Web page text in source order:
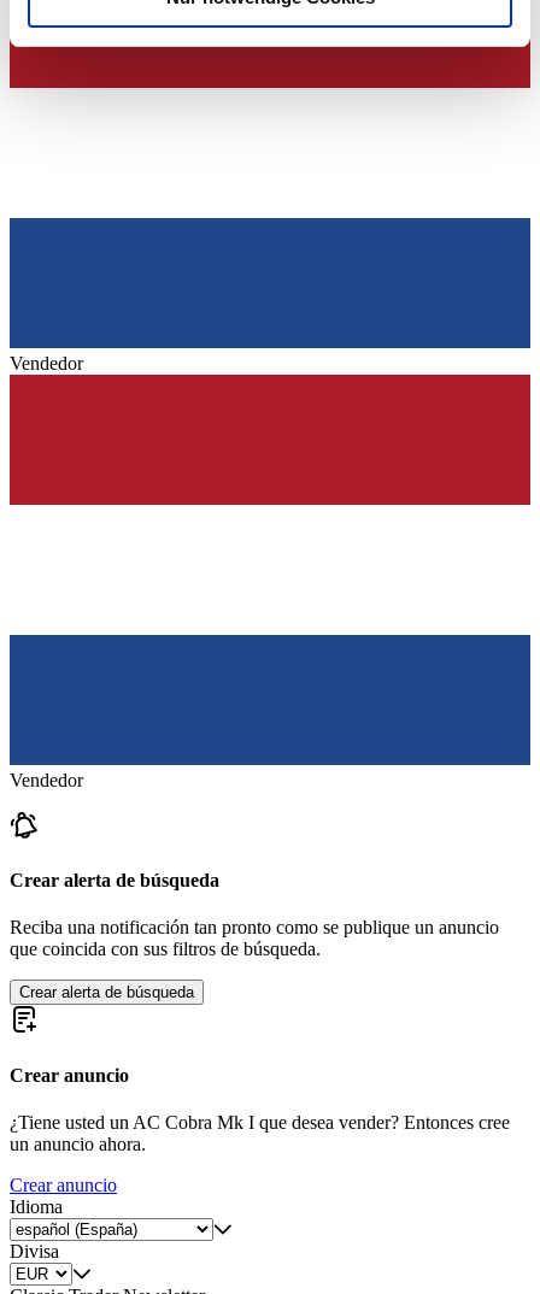
soziale Medien, Werbung und Analysen weiter. Unsere
weiteren Daten zusammen, die Sie ihnen bereitgestellt
Vendedor
Vendedor
Crear alerta de búsqueda
Reciba una notificación tan pronto como se publique un anuncio
que coincida con sus filtros de búsqueda.
Crear alerta de búsqueda
Crear anuncio
¿Tiene usted un AC Cobra Mk I que desea vender? Entonces cree
un anuncio ahora.
Crear anuncio
Idioma
Divisa